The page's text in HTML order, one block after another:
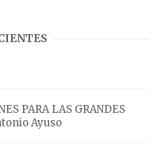
PARA LAS GRANDES
Ayuso